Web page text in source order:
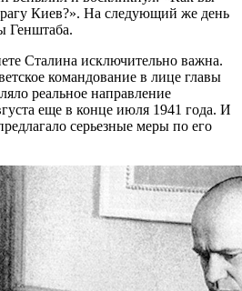
Киев?». На следующий же день
Генштаба.
Сталина исключительно важна.
командование в лице главы
реальное направление
еще в конце июля 1941 года. И
серьезные меры по его